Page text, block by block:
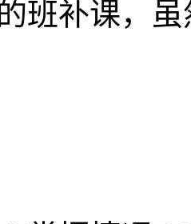
班补课，